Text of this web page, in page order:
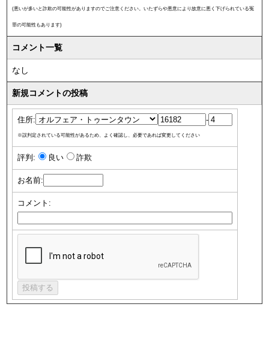
(悪いが多いと詐欺の可能性がありますのでご注意ください。いたずらや悪意により故意に悪く下げられている冤
罪の可能性もあります)
コメント一覧
なし
新規コメントの投稿
住所: -
※誤判定されている可能性があるため、よく確認し、必要であれば変更してください
評判: 良い 詐欺
お名前:
コメント: